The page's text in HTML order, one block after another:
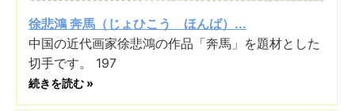
徐悲鴻 奔馬（じょひこう ほんば）...
中国の近代画家徐悲鴻の作品「奔馬」を題材とした
切手です。 197
続きを読む »